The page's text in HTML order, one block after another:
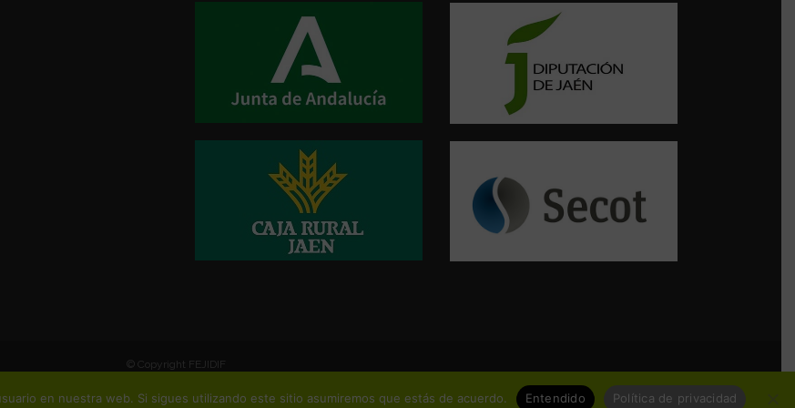
© Copyright FEJIDIF
en nuestra web. Si sigues utilizando este sitio asumiremos que estás de acuerdo. Entendido Política de privacidad